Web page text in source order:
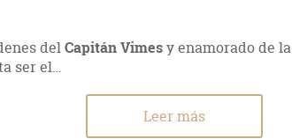
delCapitán Vimesy enamorado de la
ser el…
Leer más